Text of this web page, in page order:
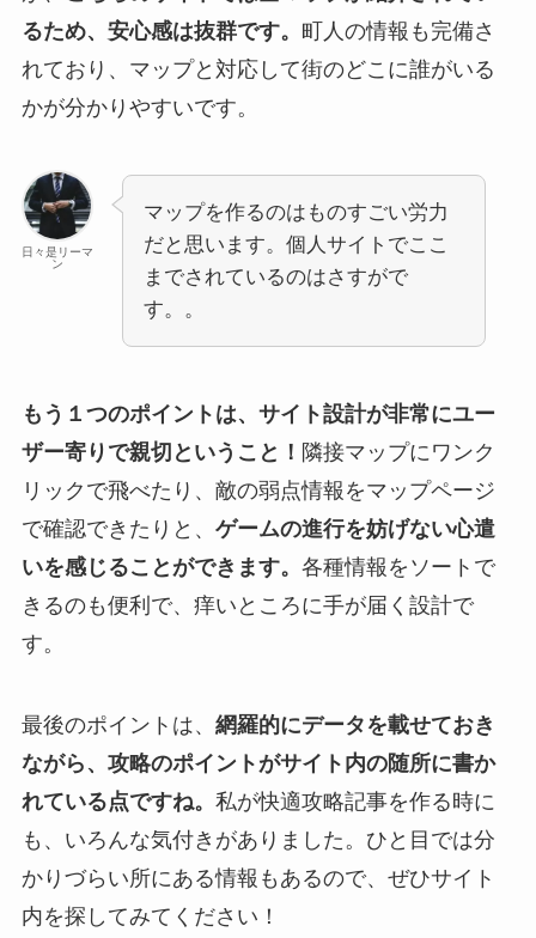
るため、安心感は抜群です。 町人の情報も完備さ
れており、マップと対応して街のどこに誰がいる
かが分かりやすいです。
日々是リーマ
ン
マップを作るのはものすごい労力
だと思います。個人サイトでここ
までされているのはさすがで
す。。
もう１つのポイントは、サイト設計が非常にユー
ザー寄りで親切ということ！ 隣接マップにワンク
リックで飛べたり、敵の弱点情報をマップページ
で確認できたりと、 ゲームの進行を妨げない心遣
いを感じることができます。 各種情報をソートで
きるのも便利で、痒いところに手が届く設計で
す。
最後のポイントは、 網羅的にデータを載せておき
ながら、攻略のポイントがサイト内の随所に書か
れている点ですね。 私が快適攻略記事を作る時に
も、いろんな気付きがありました。ひと目では分
かりづらい所にある情報もあるので、ぜひサイト
内を探してみてください！